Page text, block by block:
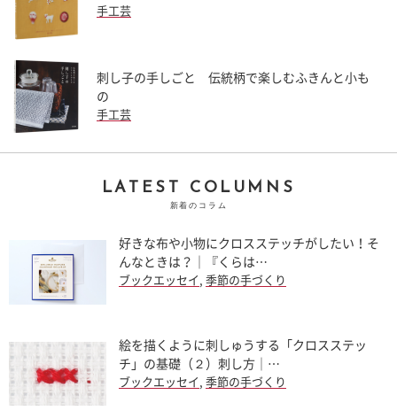
手工芸
刺し子の手しごと 伝統柄で楽しむふきんと小も
の
手工芸
LATEST COLUMNS
新着のコラム
好きな布や小物にクロスステッチがしたい！そ
んなときは？｜『くらは…
ブックエッセイ 季節の手づくり
絵を描くように刺しゅうする「クロスステッ
チ」の基礎（２）刺し方｜…
ブックエッセイ 季節の手づくり